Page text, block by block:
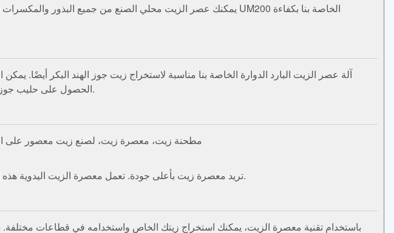
آلة عصر الزيت البارد الدوارة الخاصة بنا مناسبة لاستخراج زيت جوز الهند البكر أيضًا.
الحصول على حليب جوز الهند باستخدام لحم جوز الهند الطازج الذي يمكن استخدامه بشكل أكبر في زيت جوز الهند البكر.
مطحنة زيت، معصرة زيت، لصنع زيت معصور على
تريد معصرة زيت بأعلى جودة. تعمل معصرة الزيت اليدوية هذه التي صممتها بيتيبا على عصر الزيت من جميع البذور والمكسرات ذات المحتوى العالي من الزيت.
باستخدام تقنية معصرة الزيت، يمكنك استخراج زيتك الخاص واستخدامه في قطاعات